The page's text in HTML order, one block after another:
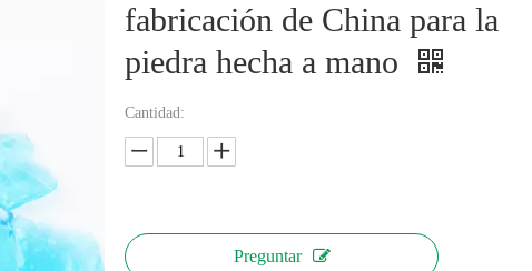
fabricación de China para la
piedra hecha a mano
Cantidad:
Preguntar